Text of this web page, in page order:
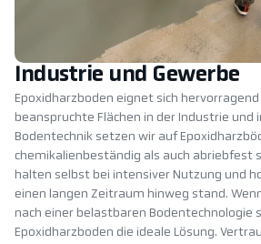
Industrie und Gewerbe
Epoxidharzboden eignet sich
beanspruchte Flächen in der Industrie und
Bodentechnik setzen wir auf
chemikalienbeständig als auch abriebfest
halten selbst bei intensiver Nutzung und
einen langen Zeitraum hinweg stand.
nach einer belastbaren Bodentechnologie
Epoxidharzboden die ideale Lösung.